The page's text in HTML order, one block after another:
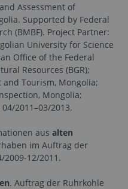
Assessment of
Supported by Federal
(BMBF). Project Partner:
University for Science
Office of the Federal
Resources (BGR);
Tourism, Mongolia;
Mongolia;
2011–03/2013.
aus alten
im Auftrag der
2009-12/2011.
. Auftrag der Ruhrkohle